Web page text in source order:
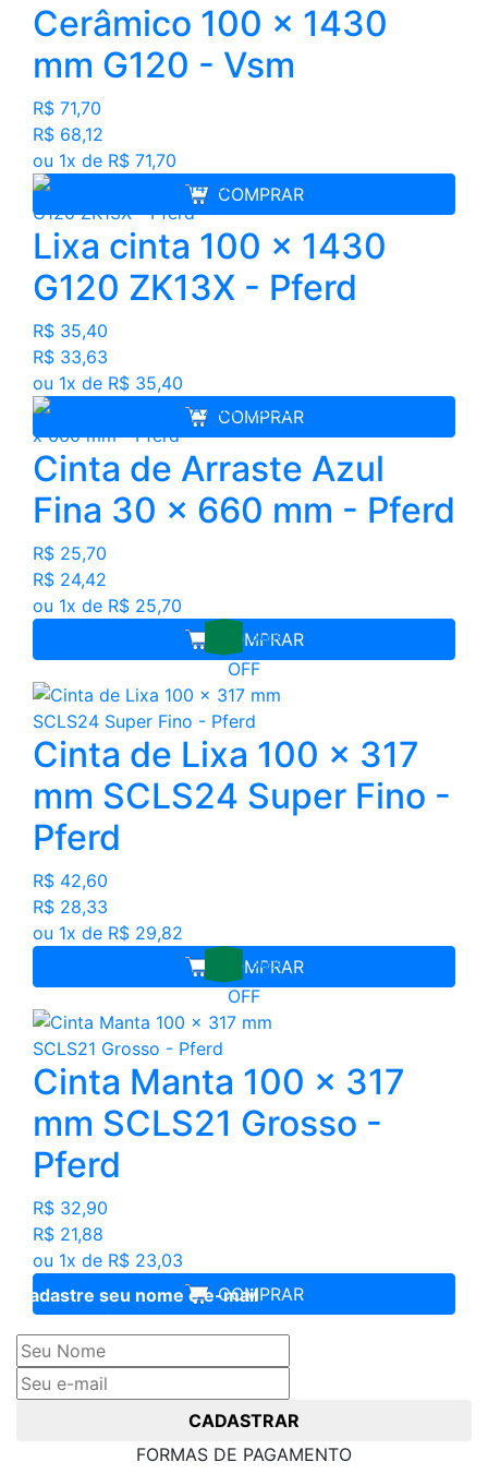
Cerâmico 100 x 1430
mm G120 - Vsm
R$ 71,70
R$ 68,12
ou 1x de R$ 71,70
COMPRAR
Lixa cinta 100 x 1430
G120 ZK13X - Pferd
R$ 35,40
R$ 33,63
ou 1x de R$ 35,40
COMPRAR
Cinta de Arraste Azul
Fina 30 x 660 mm - Pferd
R$ 25,70
R$ 24,42
ou 1x de R$ 25,70
COMPRAR
30%
OFF
Cinta de Lixa 100 x 317
mm SCLS24 Super Fino -
Pferd
R$ 42,60
R$ 28,33
ou 1x de R$ 29,82
COMPRAR
30%
OFF
Cinta Manta 100 x 317
mm SCLS21 Grosso -
Pferd
R$ 32,90
R$ 21,88
ou 1x de R$ 23,03
COMPRAR
Cadastre seu nome e e-mail
e receba ofertas exclusivas
CADASTRAR
FORMAS DE PAGAMENTO